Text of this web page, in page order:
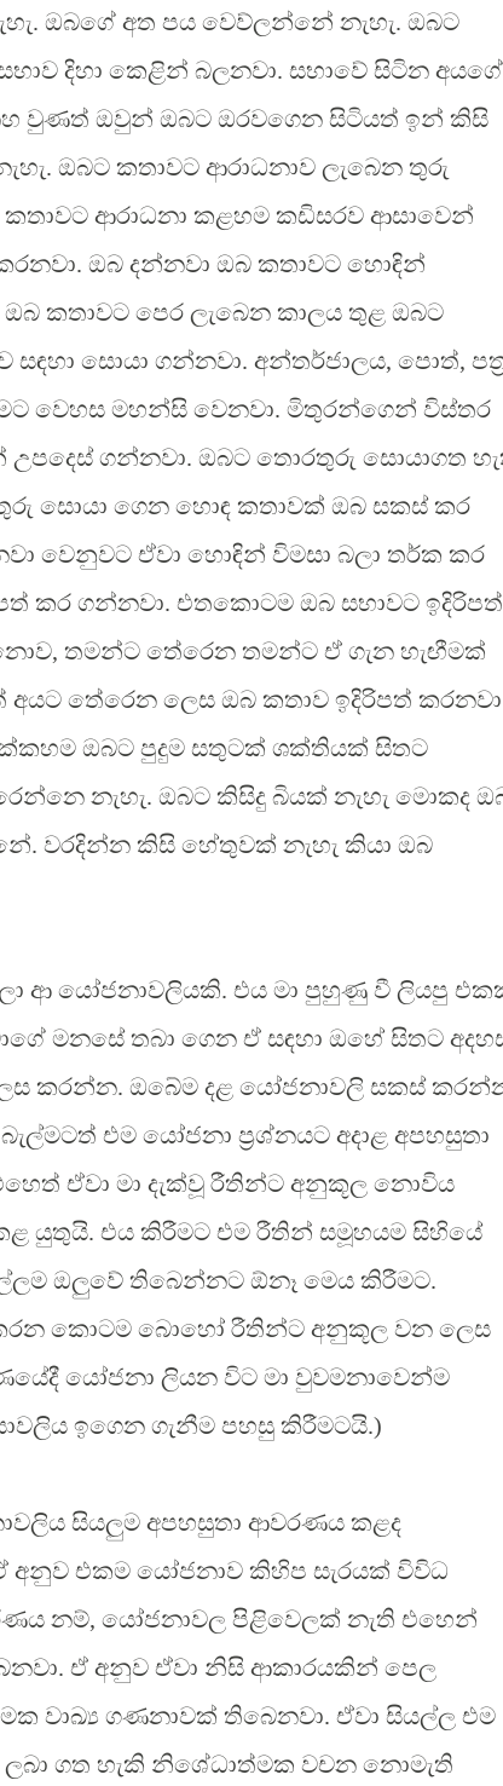
ඔබගේ අත පය වෙව්ලන්නේ නැහැ. ඔබට
දිහා ‍කෙළින් බලනවා. සභාවේ සිටින අයගේ
වුණත් ඔවුන් ඔබට ඔරවගෙන සිටියත් ඉන් කිසි
ඔබට කතාවට ආරාධනාව ලැබෙන තුරු
ආරාධනා කළහම කඩිසරව ආසාවෙන්
ඔබ දන්නවා ඔබ කතාවට හොඳින්
කතාවට පෙර ලැබෙන කාලය තුළ ඔබට
සොයා ගන්නවා. අන්තර්ජාලය, පොත්,
වෙහස මහන්සි වෙනවා. මිතුරන්ගෙන් විස්තර
උපදෙස් ගන්නවා. ඔබට තොරතුරු සොයාගත
සොයා ගෙන හොඳ කතාවක් ඔබ සකස් කර
වෙනුවට ඒවා හොඳින් විමසා බලා තර්ක කර
කර ගන්නවා. එතකොටම ඔබ සභාවට ඉදිරිපත්
තමන්ට තේරෙන තමන්ට ඒ ගැන හැඟීමක්
තේරෙන ලෙස ඔබ කතාව ඉදිරිපත්
ඔබට පුදුම සතුටක් ශක්තියක් සිතට
නැහැ. ඔබට කිසිදු බියක් නැහැ මොකද
වරදින්න කිසි හේතුවක් නැහැ කියා ඔබ
ආ යෝජනාවලියකි. එය මා පුහුණු වී ලියපු
මනසේ තබා ගෙන ඒ සඳහා ඔහේ සිතට
කරන්න. ඔබේම දළ යෝජනාවලි සකස්
එම යෝජනා ප්‍රශ්නයට අදාළ අපහසුතා
ඒවා මා දැක්වූ රීතින්ට අනුකූල නොවිය
යුතුයි. එය කිරීමට එම රීතින් සමූහයම සිහියේ
ඔලුවේ තිබෙන්නට ඕනෑ මෙය කිරීමට.
කොටම බොහෝ රීතින්ට අනුකූල වන ලෙස
යෝජනා ලියන විට මා වුවමනාවෙන්ම
ඉගෙන ගැනීම පහසු කිරීමටයි.)
සියලුම අපහසුතා ආවරණය කළද
අනුව එකම යෝජනාව කිහිප සැරයක් විවිධ
නම්, යෝජනාවල පිළිවෙලක් නැති එහෙන්
ඒ අනුව ඒවා නිසි ආකාරයකින් පෙල
වාඛ්‍ය ගණනාවක් තිබෙනවා. ඒවා සියල්ල එම
ගත හැකි නිශේධාත්මක වචන නොමැති